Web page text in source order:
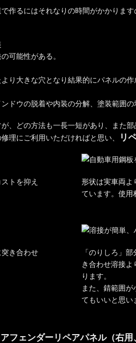
作るにはそれなりの時間がかかりま
可能性がある。
り大きな穴となり結果的にパネルの
ドウの脱着や内装の分解、塗装範囲
、どの方法も一長一短があり、また部
理にご利用いただければと思い、
リ
トを抑え
形状は実車両よ
ています。使用
き合わせ
「のりしろ」
き合わせ溶接
ります。
また、錆範囲
てもいいと思い
フェンダーリペアパネル（右用